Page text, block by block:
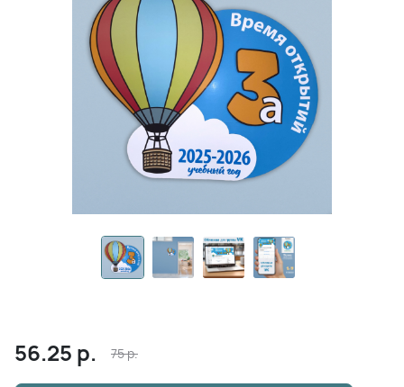
56.25 р. 75р.